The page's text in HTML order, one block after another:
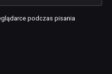
podczas pisania